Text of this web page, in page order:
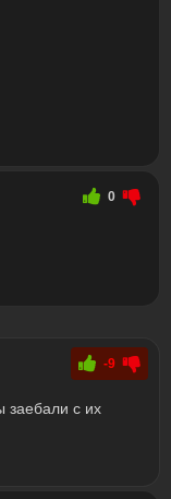
0
-9
заебали с их